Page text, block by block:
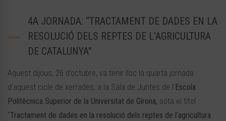
4A JORNADA: “TRACTAMENT DE DADES EN LA
RESOLUCIÓ DELS REPTES DE L’AGRICULTURA
DE CATALUNYA”
Aquest dijous, 26 d’octubre, va tenir lloc la quarta jornada
d’aquest cicle de xerrades, a la Sala de Juntes de l’Escola
Politècnica Superior de la Universitat de Girona, sota el títol
“Tractament de dades en la resolució dels reptes de l’agricultura